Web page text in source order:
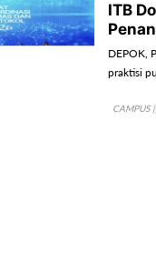
ITB
DEPOK,
praktisi
CAMPUS